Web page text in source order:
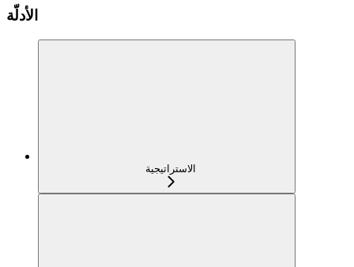
الأدلّة
الاستراتيجية